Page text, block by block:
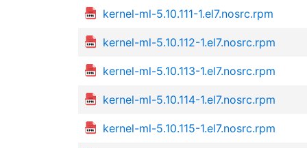
kernel-ml-5.10.111-1.el7.nosrc.rpm
kernel-ml-5.10.112-1.el7.nosrc.rpm
kernel-ml-5.10.113-1.el7.nosrc.rpm
kernel-ml-5.10.114-1.el7.nosrc.rpm
kernel-ml-5.10.115-1.el7.nosrc.rpm